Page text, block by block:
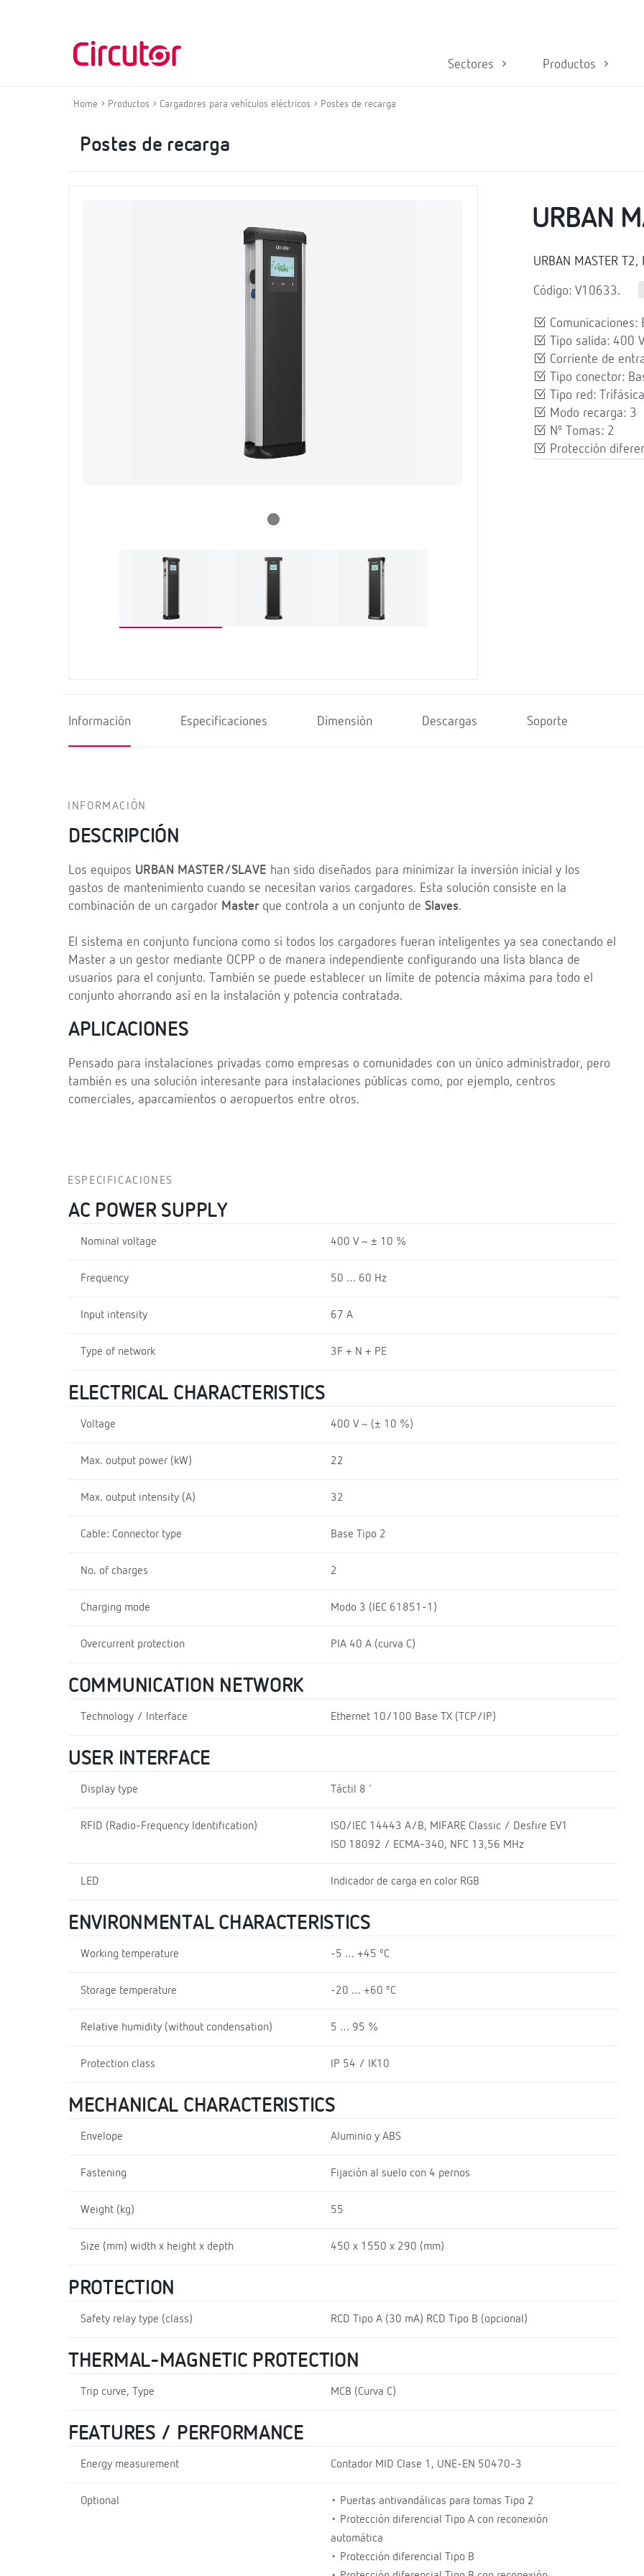
Sectores Productos
Home Productos Cargadores para vehículos eléctricos Postes de recarga
Postes de recarga
URBAN
URBAN MASTER
Código: V10633.
Comunicaciones:
Tipo salida: 400
Corriente de
Tipo conector:
Tipo red: Trifásica
Modo recarga: 3
Nº Tomas: 2
Protección
Información Especificaciones Dimensión Descargas Soporte
INFORMACIÓN
DESCRIPCIÓN
Los equipos URBAN MASTER/SLAVE han sido diseñados para minimizar la inversión inicial y los
gastos de mantenimiento cuando se necesitan varios cargadores. Esta solución consiste en la
combinación de un cargador Master que controla a un conjunto de Slaves.
El sistema en conjunto funciona como si todos los cargadores fueran inteligentes ya sea conectando el
Master a un gestor mediante OCPP o de manera independiente configurando una lista blanca de
usuarios para el conjunto. También se puede establecer un límite de potencia máxima para todo el
conjunto ahorrando así en la instalación y potencia contratada.
APLICACIONES
Pensado para instalaciones privadas como empresas o comunidades con un único administrador, pero
también es una solución interesante para instalaciones públicas como, por ejemplo, centros
comerciales, aparcamientos o aeropuertos entre otros.
ESPECIFICACIONES
AC POWER SUPPLY
Nominal voltage 400 V ~ ± 10 %
Frequency 50 … 60 Hz
Input intensity 67 A
Type of network 3F + N + PE
ELECTRICAL CHARACTERISTICS
Voltage 400 V ~ (± 10 %)
Max. output power (kW) 22
Max. output intensity (A) 32
Cable: Connector type Base Tipo 2
No. of charges 2
Charging mode Modo 3 (IEC 61851-1)
Overcurrent protection PIA 40 A (curva C)
COMMUNICATION NETWORK
Technology / Interface Ethernet 10/100 Base TX (TCP/IP)
USER INTERFACE
Display type Táctil 8 '
RFID (Radio-Frequency Identification)
ISO/IEC 14443 A/B, MIFARE Classic / Desfire EV1
ISO 18092 / ECMA-340, NFC 13,56 MHz
LED Indicador de carga en color RGB
ENVIRONMENTAL CHARACTERISTICS
Working temperature -5 … +45 ºC
Storage temperature -20 … +60 ºC
Relative humidity (without condensation) 5 … 95 %
Protection class IP 54 / IK10
MECHANICAL CHARACTERISTICS
Envelope Aluminio y ABS
Fastening Fijación al suelo con 4 pernos
Weight (kg) 55
Size (mm) width x height x depth 450 x 1550 x 290 (mm)
PROTECTION
Safety relay type (class) RCD Tipo A (30 mA) RCD Tipo B (opcional)
THERMAL-MAGNETIC PROTECTION
Trip curve, Type MCB (Curva C)
FEATURES / PERFORMANCE
Energy measurement Contador MID Clase 1, UNE-EN 50470-3
Optional
• Puertas antivandálicas para tomas Tipo 2
• Protección diferencial Tipo A con reconexión
automática
• Protección diferencial Tipo B